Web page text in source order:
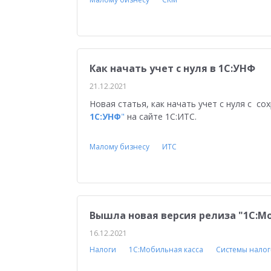
1С:ERP Управление предприятием
Управление закупками Управление
Управление ассортиментом
Бюджетирование Для руководства
Как начать учет с нуля в 1С:УНФ
21.12.2021
Новая статья, как начать учет с нуля с
1С:УНФ" на сайте 1С:ИТС.
Малому бизнесу ИТС
Вышла новая версия релиза
16.12.2021
Налоги
1С:Мобильная касса Системы